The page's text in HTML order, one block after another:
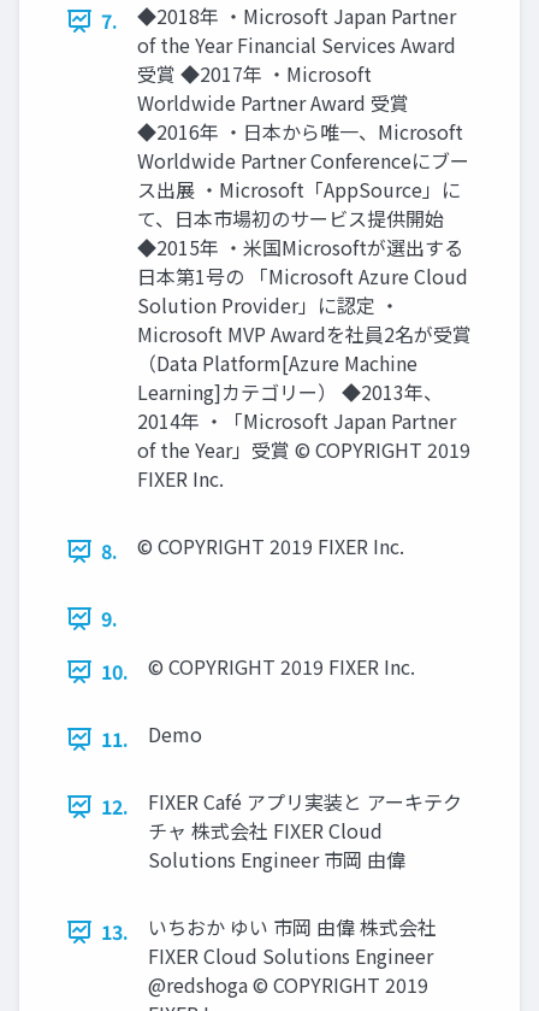
7.
◆2018年 ・Microsoft Japan Partner
of the Year Financial Services Award
受賞 ◆2017年 ・Microsoft
Worldwide Partner Award 受賞
◆2016年 ・⽇本から唯⼀、Microsoft
Worldwide Partner Conferenceにブー
ス出展 ・Microsoft「AppSource」に
て、⽇本市場初のサービス提供開始
◆2015年 ・⽶国Microsoftが選出する
⽇本第1号の 「Microsoft Azure Cloud
Solution Provider」に認定 ・
Microsoft MVP Awardを社員2名が受賞
（Data Platform[Azure Machine
Learning]カテゴリー） ◆2013年、
2014年 ・「Microsoft Japan Partner
of the Year」受賞 © COPYRIGHT 2019
FIXER Inc.
8. © COPYRIGHT 2019 FIXER Inc.
9.
10.
© COPYRIGHT 2019 FIXER Inc.
11. Demo
12.
FIXER Café アプリ実装と アーキテク
チャ 株式会社 FIXER Cloud
Solutions Engineer 市岡 由偉
13.
いちおか ゆい 市岡 由偉 株式会社
FIXER Cloud Solutions Engineer
@redshoga © COPYRIGHT 2019